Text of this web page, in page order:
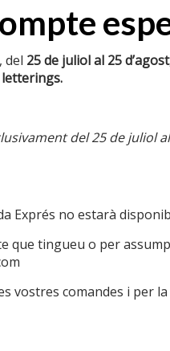
ferro
i
negocis
del 25 de juliol al 25 d’agost
del 25 de juliol
Exprés no estarà
que tingueu o per
vostres comandes i per